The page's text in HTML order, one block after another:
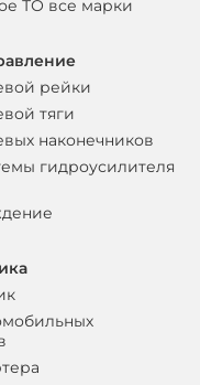
ТО все марки
рейки
тяги
наконечников
гидроусилителя